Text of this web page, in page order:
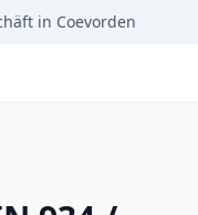
in Coevorden